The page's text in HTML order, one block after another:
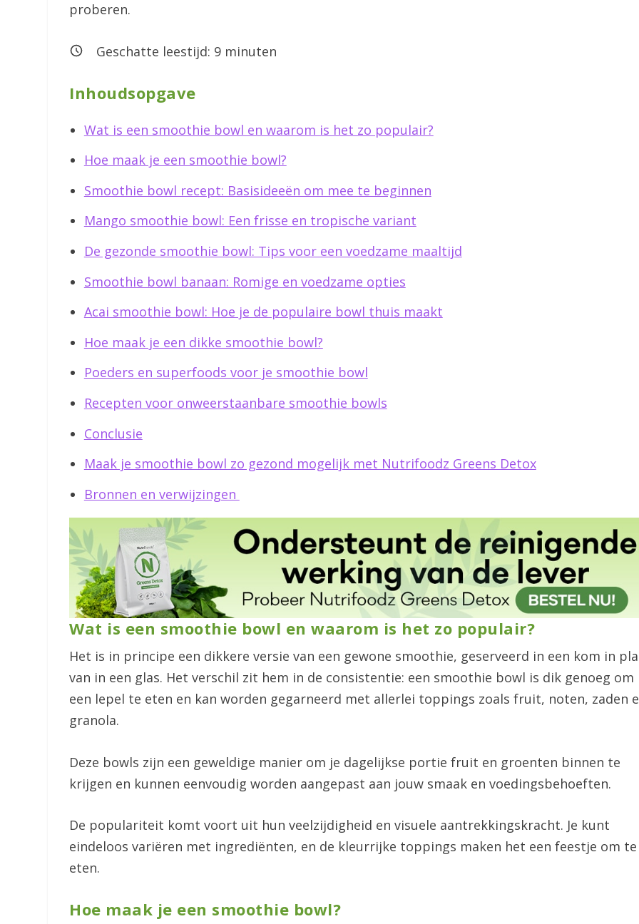
proberen.
Geschatte leestijd: 9 minuten
Inhoudsopgave
Wat is een smoothie bowl en waarom is het zo populair?
Hoe maak je een smoothie bowl?
Smoothie bowl recept: Basisideeën om mee te beginnen
Mango smoothie bowl: Een frisse en tropische variant
De gezonde smoothie bowl: Tips voor een voedzame maaltijd
Smoothie bowl banaan: Romige en voedzame opties
Acai smoothie bowl: Hoe je de populaire bowl thuis maakt
Hoe maak je een dikke smoothie bowl?
Poeders en superfoods voor je smoothie bowl
Recepten voor onweerstaanbare smoothie bowls
Conclusie
Maak je smoothie bowl zo gezond mogelijk met Nutrifoodz Greens Detox
Bronnen en verwijzingen
Wat is een smoothie bowl en waarom is het zo populair?
Het is in principe een dikkere versie van een gewone smoothie, geserveerd in een kom in
van in een glas. Het verschil zit hem in de consistentie: een smoothie bowl is dik genoeg om
een lepel te eten en kan worden gegarneerd met allerlei toppings zoals fruit, noten, zaden
granola.
Deze bowls zijn een geweldige manier om je dagelijkse portie fruit en groenten binnen te
krijgen en kunnen eenvoudig worden aangepast aan jouw smaak en voedingsbehoeften.
De populariteit komt voort uit hun veelzijdigheid en visuele aantrekkingskracht. Je kunt
eindeloos variëren met ingrediënten, en de kleurrijke toppings maken het een feestje om te
eten.
Hoe maak je een smoothie bowl?